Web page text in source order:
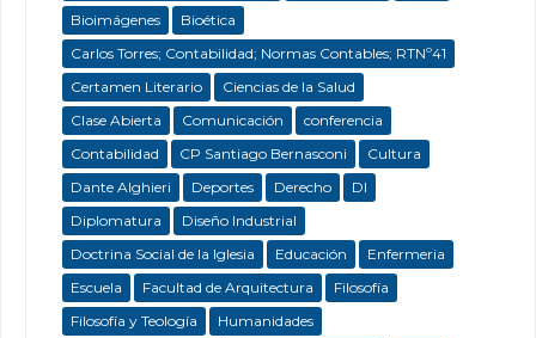
Bioimágenes
Bioética
Carlos Torres; Contabilidad; Normas Contables; RTNº41
Certamen Literario
Ciencias de la Salud
Clase Abierta
Comunicación
conferencia
Contabilidad
CP Santiago Bernasconi
Cultura
Dante Alghieri
Deportes Derecho
DI
Diplomatura
Diseño Industrial
Doctrina Social de la Iglesia
Educación
Enfermeria
Escuela
Facultad de Arquitectura
Filosofía
Filosofía y Teología
Humanidades